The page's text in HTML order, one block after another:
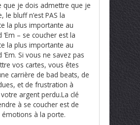
que je dois admettre que je
le bluff n’est PAS la
la plus importante au
‘Em – se coucher est la
la plus importante au
‘Em. Si vous ne savez pas
vos cartes, vous êtes
carrière de bad beats, de
et de frustration à
argent perdu.La clé
à se coucher est de
émotions à la porte.